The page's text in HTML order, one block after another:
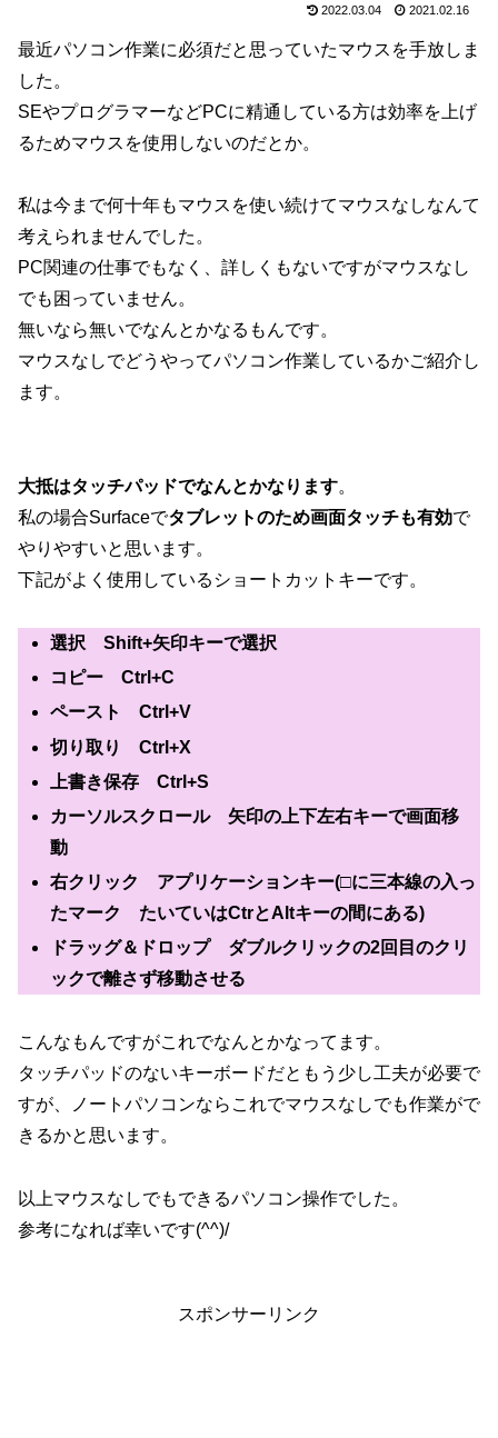
2022.03.04 2021.02.16
最近パソコン作業に必須だと思っていたマウスを手放しま
した。
SEやプログラマーなどPCに精通している方は効率を上げ
るためマウスを使用しないのだとか。
私は今まで何十年もマウスを使い続けてマウスなしなんて
考えられませんでした。
PC関連の仕事でもなく、詳しくもないですがマウスなし
でも困っていません。
無いなら無いでなんとかなるもんです。
マウスなしでどうやってパソコン作業しているかご紹介し
ます。
大抵はタッチパッドでなんとかなります。
私の場合Surfaceでタブレットのため画面タッチも有効で
やりやすいと思います。
下記がよく使用しているショートカットキーです。
選択 Shift+矢印キーで選択
コピー Ctrl+C
ペースト Ctrl+V
切り取り Ctrl+X
上書き保存 Ctrl+S
カーソルスクロール 矢印の上下左右キーで画面移
動
右クリック アプリケーションキー(□に三本線の入っ
たマーク たいていはCtrとAltキーの間にある)
ドラッグ＆ドロップ ダブルクリックの2回目のクリ
ックで離さず移動させる
こんなもんですがこれでなんとかなってます。
タッチパッドのないキーボードだともう少し工夫が必要で
すが、ノートパソコンならこれでマウスなしでも作業がで
きるかと思います。
以上マウスなしでもできるパソコン操作でした。
参考になれば幸いです(^^)/
スポンサーリンク